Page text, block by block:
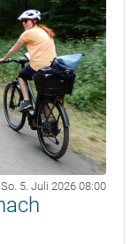
So. 5. Juli 2026 08:00